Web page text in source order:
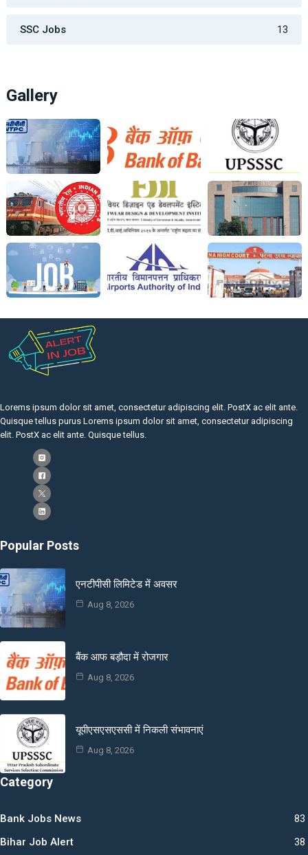
SSC Jobs 13
Gallery
Lorems ipsum dolor sit amet, consectetur adipiscing elit. PostX ac elit ante.
Quisque tellus purus Lorems ipsum dolor sit amet, consectetur adipiscing
elit. PostX ac elit ante. Quisque tellus.
Popular Posts
एनटीपीसी लिमिटेड में अवसर
Aug 8, 2026
बैंक आफ बड़ौदा में रोजगार
Aug 8, 2026
यूपीएसएसएससी में निकली संभावनाएं
Aug 8, 2026
Category
Bank Jobs News 83
Bihar Job Alert 38